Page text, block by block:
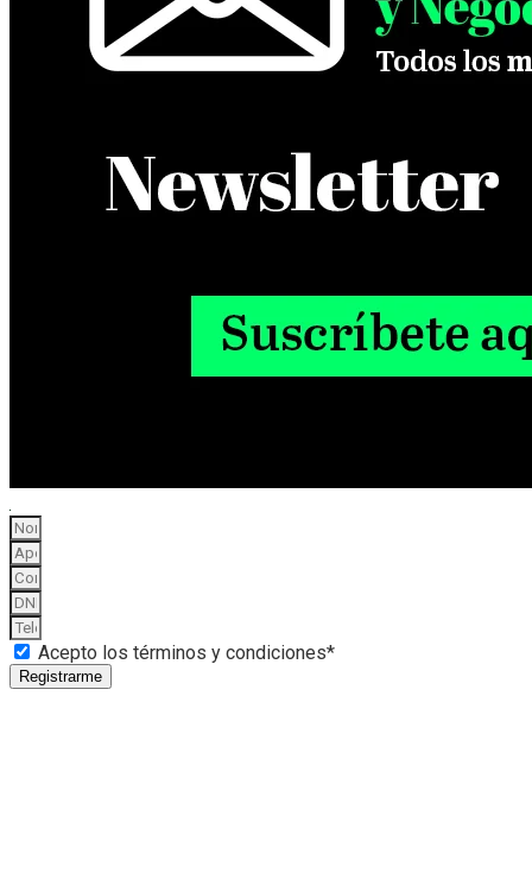
Acepto los términos y condiciones*
Registrarme